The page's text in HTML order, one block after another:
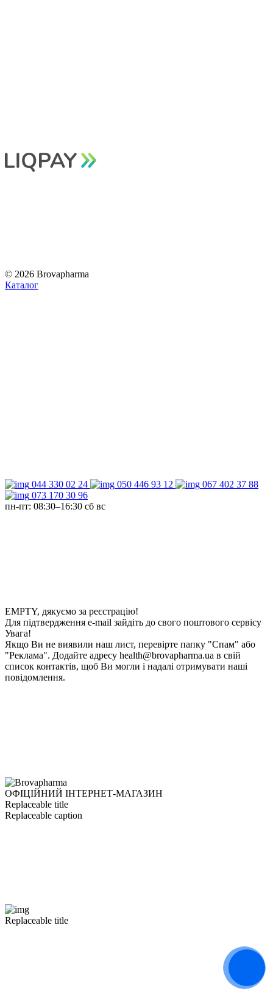
© 2026 Brovapharma
Каталог
044 330 02 24 050 446 93 12
067 402 37 88
073 170 30 96
пн-пт: 08:30–16:30 сб вс
EMPTY, дякуємо за реєстрацію!
Для підтвердження e-mail зайдіть до свого поштового сервісу
Увага!
Якщо Ви не виявили наш лист, перевірте папку "Спам" або
"Реклама". Додайте адресу health@brovapharma.ua в свій
список контактів, щоб Ви могли і надалі отримувати наші
повідомлення.
ОФІЦІЙНИЙ ІНТЕРНЕТ-МАГАЗИН
Replaceable title
Replaceable caption
Replaceable title